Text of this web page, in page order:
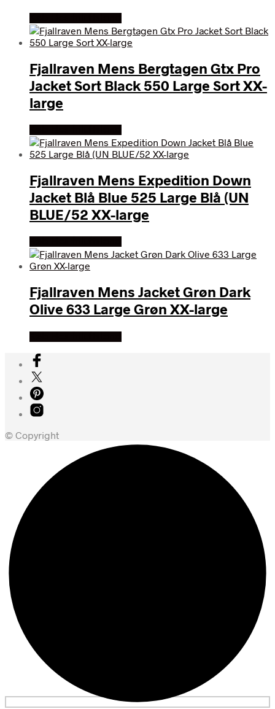
Fjallraven Mens Bergtagen Gtx Pro
Jacket Sort Black 550 Large Sort XX-
large
Fjallraven Mens Expedition Down
Jacket Blå Blue 525 Large Blå (UN
BLUE/52 XX-large
Fjallraven Mens Jacket Grøn Dark
Olive 633 Large Grøn XX-large
© Copyright